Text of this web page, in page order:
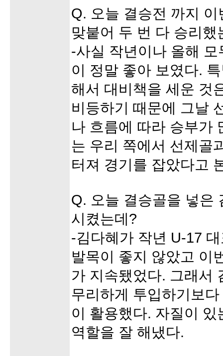
Q. 오늘 결승전 까지
맞붙어 두 번 다 승리했
-사실 작년이나 올해
이 정말 좋아 보였다.
해서 대비책을 세운 것
비등하기 때문에 그날
나 흐름에 따라 승부가
는 우리 쪽에서 선제골
터져 경기를 잡았다고
Q. 오늘 결승골을 넣은
시켰는데?
-김다혜가 작년 U-17
발목이 좋지 않았고 이
가 지속됐었다. 그래서
무리하게 투입하기보다
이 활용했다. 자질이
역할을 잘 해냈다.